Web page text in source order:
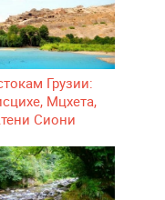
Грузии:
Мцхета,
Сиони